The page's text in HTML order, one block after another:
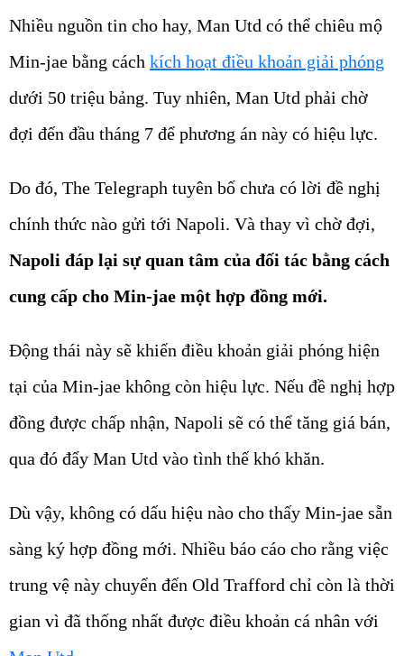
Nhiều nguồn tin cho hay, Man Utd có thể chiêu mộ
Min-jae bằng cách kích hoạt điều khoản giải phóng
dưới 50 triệu bảng. Tuy nhiên, Man Utd phải chờ
đợi đến đầu tháng 7 để phương án này có hiệu lực.
Do đó, The Telegraph tuyên bố chưa có lời đề nghị
chính thức nào gửi tới Napoli. Và thay vì chờ đợi,
Napoli đáp lại sự quan tâm của đối tác bằng cách
cung cấp cho Min-jae một hợp đồng mới.
Động thái này sẽ khiến điều khoản giải phóng hiện
tại của Min-jae không còn hiệu lực. Nếu đề nghị hợp
đồng được chấp nhận, Napoli sẽ có thể tăng giá bán,
qua đó đẩy Man Utd vào tình thế khó khăn.
Dù vậy, không có dấu hiệu nào cho thấy Min-jae sẵn
sàng ký hợp đồng mới. Nhiều báo cáo cho rằng việc
trung vệ này chuyển đến Old Trafford chỉ còn là thời
gian vì đã thống nhất được điều khoản cá nhân với